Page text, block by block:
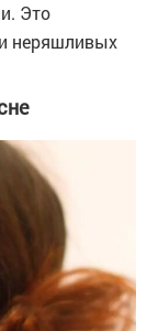
Это
неряшливых